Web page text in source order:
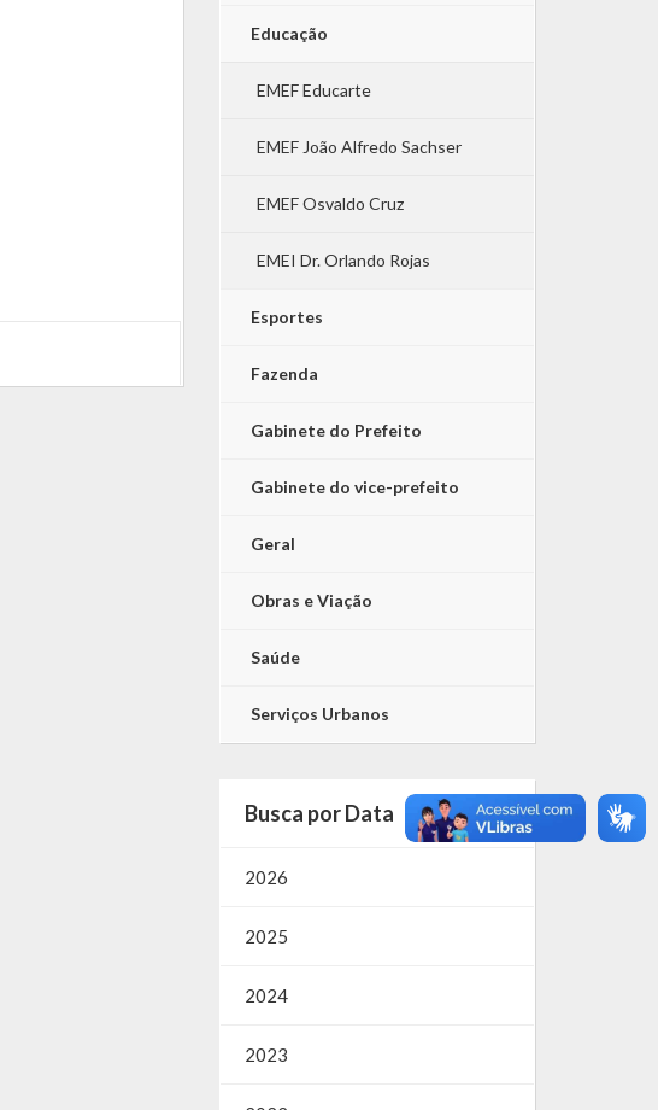
Educação
EMEF Educarte
EMEF João Alfredo Sachser
EMEF Osvaldo Cruz
EMEI Dr. Orlando Rojas
Esportes
Fazenda
Gabinete do Prefeito
Gabinete do vice-prefeito
Geral
Obras e Viação
Saúde
Serviços Urbanos
Busca por Data
2026
2025
2024
2023